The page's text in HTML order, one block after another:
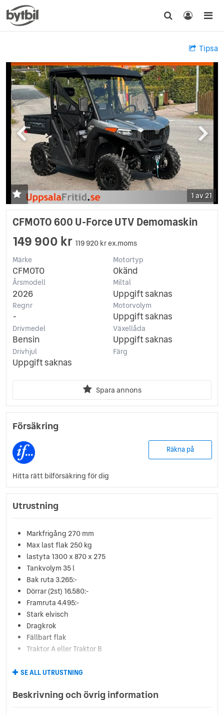
Tipsa
1 av 21
CFMOTO 600 U-Force UTV Demomaskin
149 900 kr 119 920 kr ex.moms
Märke
CFMOTO
Motortyp
Okänd
Årsmodell
2026
Miltal
Uppgift saknas
Regnr
-
Motorvolym
Uppgift saknas
Drivmedel
Bensin
Växellåda
Uppgift saknas
Drivhjul
Uppgift saknas
Färg
Spara annons
Försäkring
Räkna på
Hitta rätt bilförsäkring för dig
Utrustning
Markfrigång 270 mm
Max last flak 250 kg
lastyta 1300 x 870 x 275
Tankvolym 35 l
Bak ruta 3.265:-
Dörrar (2st) 16.580:-
Framruta 4.495:-
Stark elvisch
Dragkrok
Fällbart flak
Traktor A eller Traktor B
SE ALL UTRUSTNING
Beskrivning och övrig information